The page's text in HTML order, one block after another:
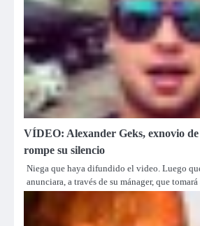
VÍDEO: Alexander Geks, exnovio
rompe su silencio
Niega que haya difundido el video. Luego
anunciara, a través de su mánager, que